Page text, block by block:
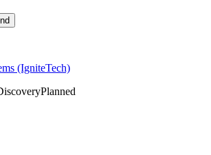
(IgniteTech)
Planned